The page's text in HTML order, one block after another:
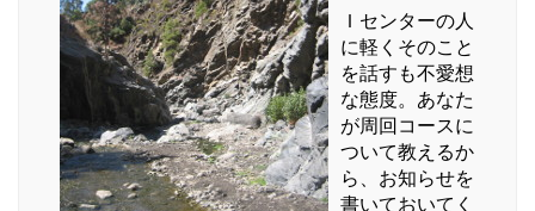
Ｉセンターの人
に軽くそのこと
を話すも不愛想
な態度。あなた
が周回コースに
ついて教えるか
ら、お知らせを
書いておいてく